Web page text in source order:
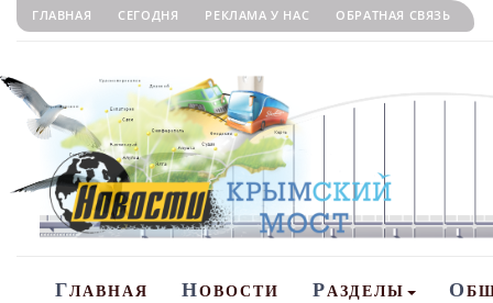
ГЛАВНАЯ СЕГОДНЯ РЕКЛАМА У НАС ОБРАТНАЯ СВЯЗЬ
ГЛАВНАЯ НОВОСТИ РАЗДЕЛЫ О